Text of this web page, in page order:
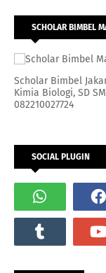
SCHOLAR BIMBEL
Scholar Bimbel
Kimia Biologi, SD
082210027724
SOCIAL PLUGIN